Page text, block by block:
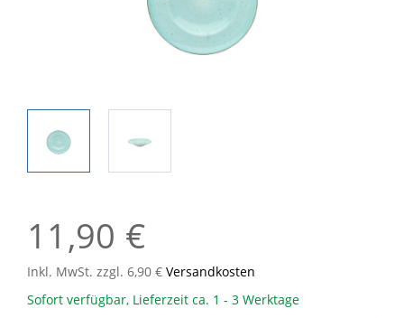
11,90 €
Inkl. MwSt. zzgl. 6,90 € Versandkosten
Sofort verfügbar, Lieferzeit ca. 1 - 3 Werktage